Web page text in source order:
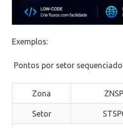
Exemplos:
Pontos por setor sequenciado
Zona
Setor